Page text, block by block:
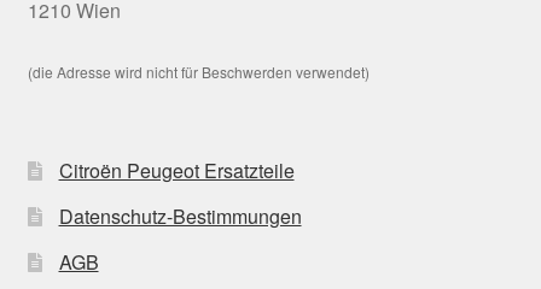
1210 Wien
(die Adresse wird nicht für Beschwerden verwendet)
Citroën Peugeot Ersatzteile
Datenschutz-Bestimmungen
AGB